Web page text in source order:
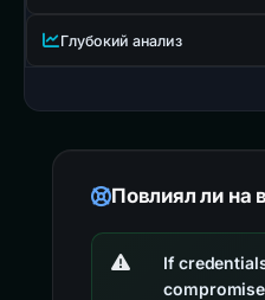
Глубокий анализ
Повлиял ли на
If